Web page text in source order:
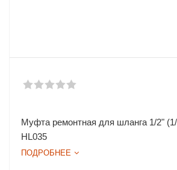
Муфта ремонтная для шланга 1/2"
HL035
ПОДРОБНЕЕ